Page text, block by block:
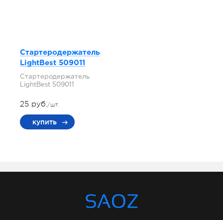
Стартеродержатель
LightBest 509011
Стартеродержатель
LightBest 509011
25 руб./шт.
купить